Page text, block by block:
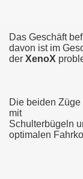
Das Geschäft
davon ist im
der XenoX
Die beiden
mit
Schulterbügeln
optimalen